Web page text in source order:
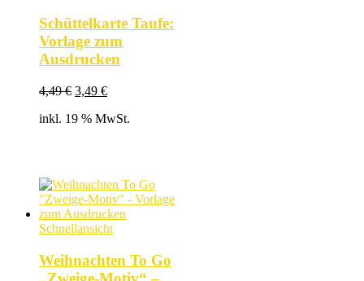
Schüttelkarte Taufe:
Vorlage zum
Ausdrucken
4,49€ Ursprünglicher
war:
3,49 €Aktueller
ist:
inkl. 19 % MwSt.
Schnellansicht
Weihnachten To Go